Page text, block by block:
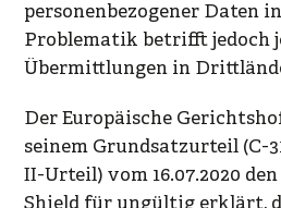
personenbezogener Daten
Problematik betrifft jedoch
Übermittlungen in
Der Europäische
seinem Grundsatzurteil (C-
II-Urteil) vom 16.07.2020